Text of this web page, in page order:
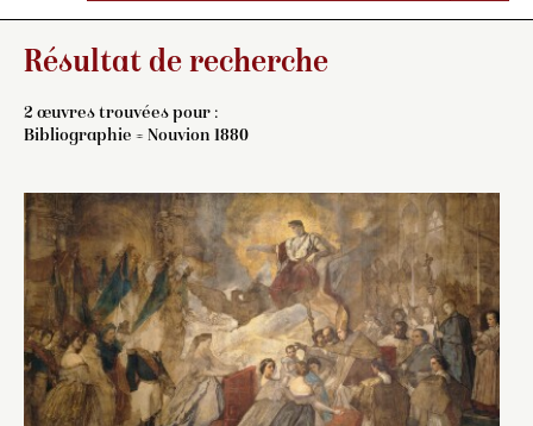
Résultat de recherche
2 œuvres trouvées pour :
Bibliographie = Nouvion 1880